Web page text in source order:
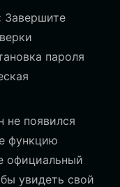
Завершите
пароля
не появился
функцию
официальный
увидеть свой